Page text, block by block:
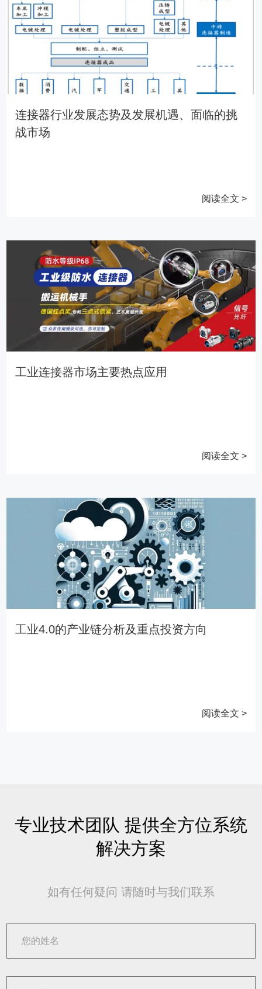
连接器行业发展态势及发展机遇、面临的挑
战市场
阅读全文 >
工业连接器市场主要热点应用
阅读全文 >
工业4.0的产业链分析及重点投资方向
阅读全文 >
专业技术团队 提供全方位系统
解决方案
如有任何疑问 请随时与我们联系